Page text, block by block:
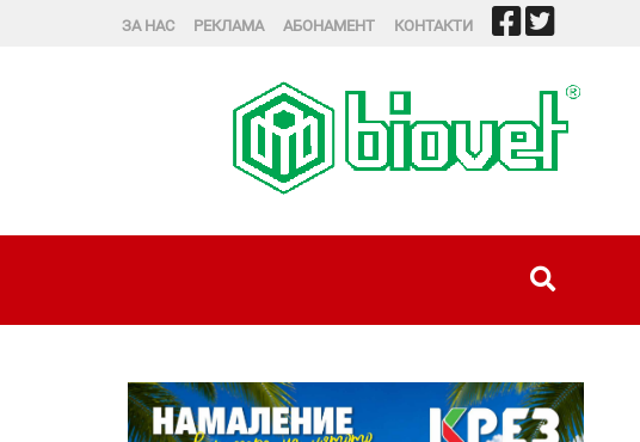
ЗА НАС РЕКЛАМА АБОНАМЕНТ КОНТАКТИ